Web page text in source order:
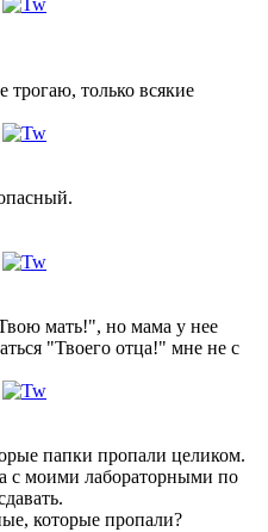
только всякие
мать!", но мама у нее
"Твоего отца!" мне не с
папки пропали целиком.
с моими лабораторными по
которые пропали?